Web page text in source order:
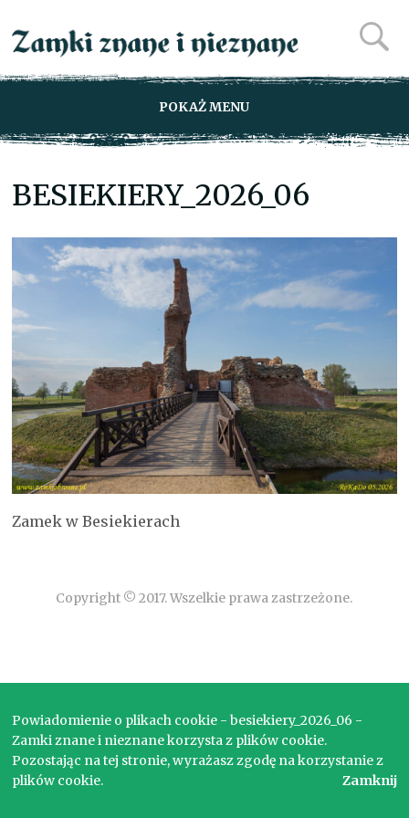
POKAŻ MENU
BESIEKIERY_2026_06
Zamek w Besiekierach
Copyright © 2017. Wszelkie prawa zastrzeżone.
Powiadomienie o plikach cookie - besiekiery_2026_06 -
Zamki znane i nieznane korzysta z plików cookie.
Pozostając na tej stronie, wyrażasz zgodę na korzystanie z
plików cookie.
Zamknij